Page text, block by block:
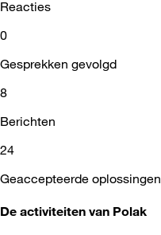
Reacties
0
Gesprekken gevolgd
8
Berichten
24
Geaccepteerde oplossingen
De activiteiten van Polak